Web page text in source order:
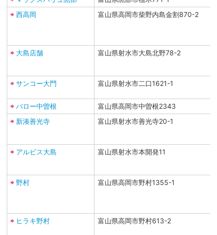
西高岡
富山県高岡市柴野内島金割870-2
大島店舗 富山県射水市大島北野78-2
サンコー大門 富山県射水市二口1621-1
バロー中曽根
富山県高岡市中曽根2343
新湊善光寺
富山県射水市善光寺20-1
アルビス大島 富山県射水市本開発11
野村 富山県高岡市野村1355-1
ヒラキ野村 富山県高岡市野村613-2